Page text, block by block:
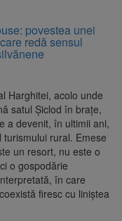
10 metri
la
povestea unei
redă sensul
Harghitei, acolo unde
satul Șiclod în brațe,
a devenit, în ultimii ani,
rural. Emese
un resort, nu este o
o gospodărie
în care
firesc cu liniștea